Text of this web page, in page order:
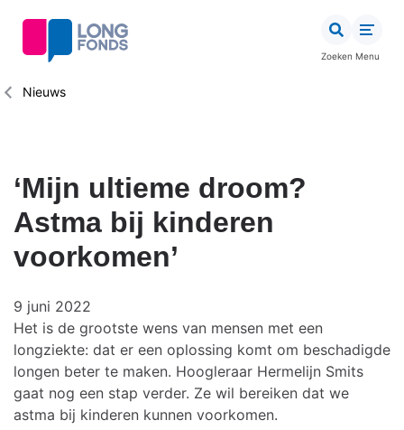
inhoud
Zoeken Menu
Kruimelpad
Nieuws
‘Mijn ultieme droom?
Astma bij kinderen
voorkomen’
9 juni 2022
Het is de grootste wens van mensen met een
longziekte: dat er een oplossing komt om beschadigde
longen beter te maken. Hoogleraar Hermelijn Smits
gaat nog een stap verder. Ze wil bereiken dat we
astma bij kinderen kunnen voorkomen.